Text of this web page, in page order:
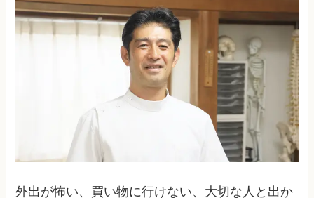
外出が怖い、買い物に行けない、大切な人と出か